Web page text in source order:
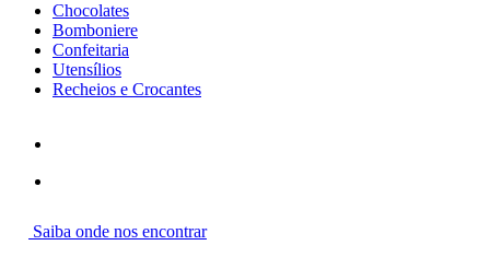
Chocolates
Bomboniere
Confeitaria
Utensílios
Recheios e Crocantes
Saiba onde nos encontrar